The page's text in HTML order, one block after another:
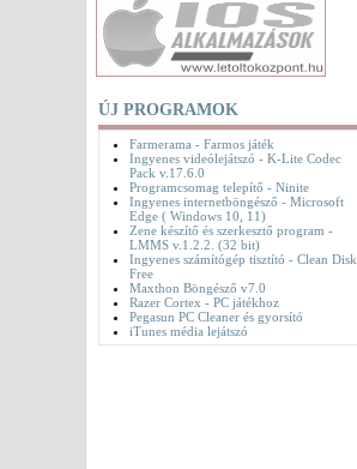
ÚJ PROGRAMOK
Farmerama - Farmos játék
Ingyenes videólejátszó - K-Lite Codec
Pack v.17.6.0
Programcsomag telepítő - Ninite
Ingyenes internetböngésző - Microsoft
Edge ( Windows 10, 11)
Zene készítő és szerkesztő program -
LMMS v.1.2.2. (32 bit)
Ingyenes számítógép tisztító - Clean Disk
Free
Maxthon Böngésző v7.0
Razer Cortex - PC játékhoz
Pegasun PC Cleaner és gyorsító
iTunes média lejátszó